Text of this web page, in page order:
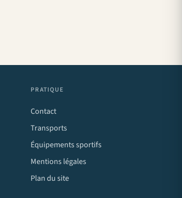
PRATIQUE
Contact
Transports
Équipements sportifs
Mentions légales
Plan du site